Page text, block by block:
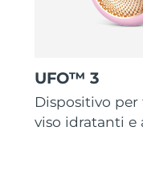
UFO™ 3
Dispositivo
viso idratanti e